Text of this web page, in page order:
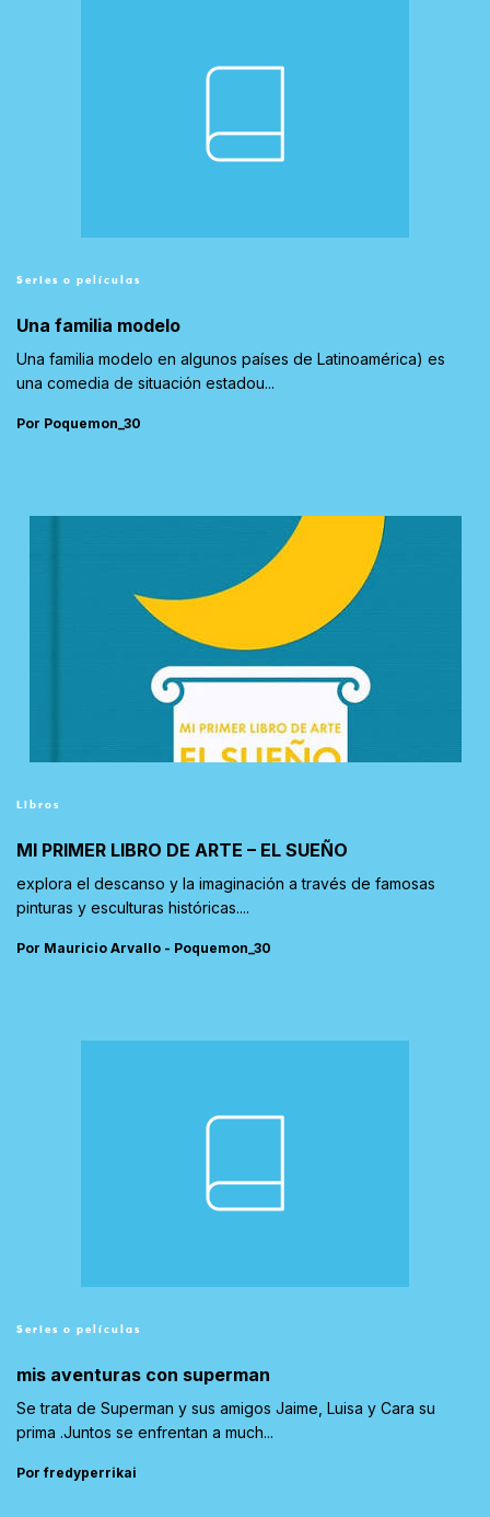
Series o películas
Una familia modelo
Una familia modelo en algunos países de Latinoamérica) es
una comedia de situación estadou...
Por Poquemon_30
Libros
MI PRIMER LIBRO DE ARTE – EL SUEÑO
explora el descanso y la imaginación a través de famosas
pinturas y esculturas históricas....
Por Mauricio Arvallo - Poquemon_30
Series o películas
mis aventuras con superman
Se trata de Superman y sus amigos Jaime, Luisa y Cara su
prima .Juntos se enfrentan a much...
Por fredyperrikai